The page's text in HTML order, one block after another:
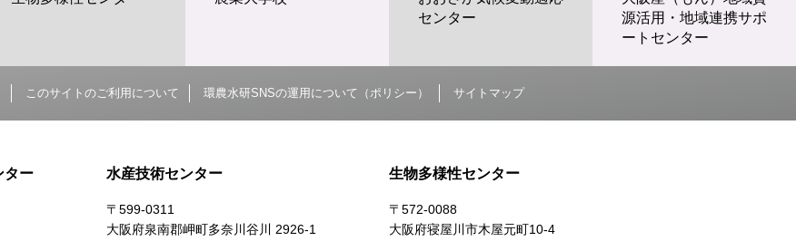
センター
源活用・地域連携サポ
ートセンター
このサイトのご利用について 環農水研SNSの運用について（ポリシー） サイトマップ
ター 水産技術センター
〒599-0311
大阪府泉南郡岬町多奈川谷川 2926-1
生物多様性センター
〒572-0088
大阪府寝屋川市木屋元町10-4